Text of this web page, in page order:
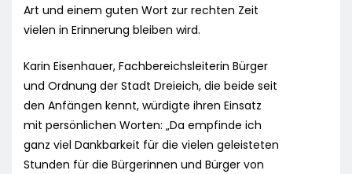
Art und einem guten Wort zur rechten Zeit
vielen in Erinnerung bleiben wird.
Karin Eisenhauer, Fachbereichsleiterin Bürger
und Ordnung der Stadt Dreieich, die beide seit
den Anfängen kennt, würdigte ihren Einsatz
mit persönlichen Worten: „Da empfinde ich
ganz viel Dankbarkeit für die vielen geleisteten
Stunden für die Bürgerinnen und Bürger von